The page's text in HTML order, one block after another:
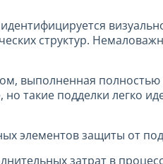
структур.
выполненная
такие подделки легко
элементов защиты от
затрат в